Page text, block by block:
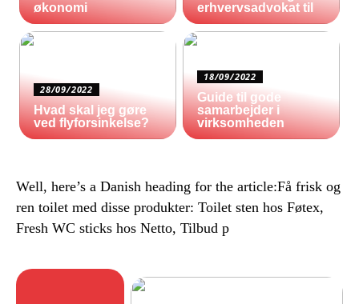
økonomi
erhvervsadvokat til
28/09/2022
Hvad skal jeg gøre
ved flyforsinkelse?
18/09/2022
Guide til gode
samarbejder i
virksomheden
Well, here’s a Danish heading for the article:Få frisk og
ren toilet med disse produkter: Toilet sten hos Føtex,
Fresh WC sticks hos Netto, Tilbud p